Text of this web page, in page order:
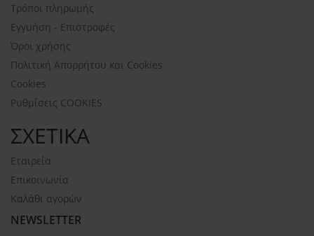
Τρόποι πληρωμής
Εγγυήση - Επιστροφές
Όροι χρήσης
Πολιτική Απορρήτου και Cookies
Cookies
Ρυθμίσεις COOKIES
ΣΧΕΤΙΚΑ
Εταιρεία
Επικοινωνία
Καλάθι αγορών
NEWSLETTER